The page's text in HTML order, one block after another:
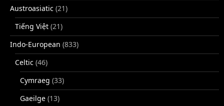
Austroasiatic (21)
Tiếng Việt (21)
Indo-European (833)
Celtic (46)
Cymraeg (33)
Gaeilge (13)